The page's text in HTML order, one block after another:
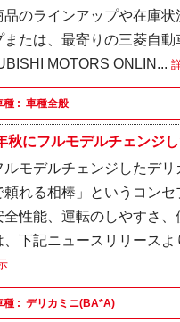
品のラインアップや在庫
または、最寄りの三菱自
MOTORS ONLIN...
種 : 車種全般
秋にフルモデルチェンジ
ルモデルチェンジしたデ
頼れる相棒」というコン
全性能、運転のしやすさ
、下記ニュースリリース
種 : デリカミニ(BA*A)